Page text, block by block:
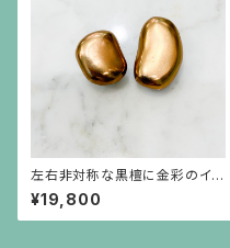
左右非対称な黒檀に金彩のイヤ
リング
¥19,800